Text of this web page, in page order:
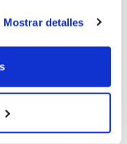
Mostrar detalles